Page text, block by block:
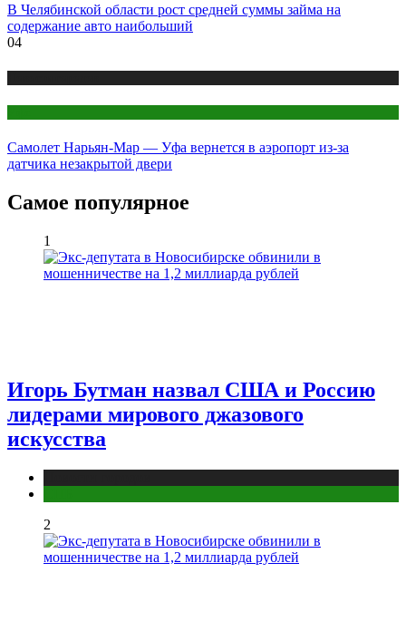
В Челябинской области рост средней суммы займа на
содержание авто наибольший
04
Самолет Нарьян-Мар — Уфа вернется в аэропорт из-за
датчика незакрытой двери
Самое популярное
1
Игорь Бутман назвал США и Россию
лидерами мирового джазового
искусства
2